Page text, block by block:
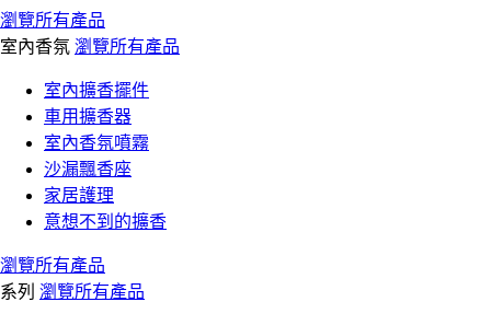
瀏覽所有產品
室內香氛 瀏覽所有產品
室內擴香擺件
車用擴香器
室內香氛噴霧
沙漏飄香座
家居護理
意想不到的擴香
瀏覽所有產品
系列 瀏覽所有產品